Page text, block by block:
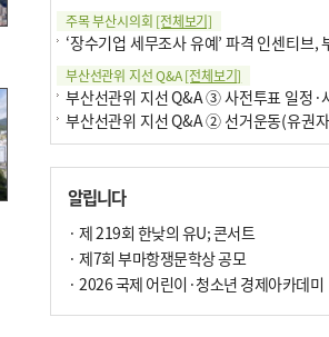
주목 부산시의회 [전체보기]
부산선관위 지선 Q&A[전체보기]
알립니다
· 제 219회 한낮의 유U; 콘서트
· 제7회 부마항쟁문학상 공모
· 2026 국제 어린이·청소년 경제아카데미